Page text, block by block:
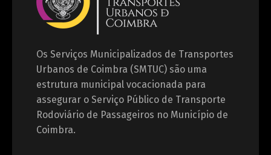
Os Serviços Municipalizados de Transportes
Urbanos de Coimbra (SMTUC) são uma
estrutura municipal vocacionada para
assegurar o Serviço Público de Transporte
Rodoviário de Passageiros no Município de
Coimbra.